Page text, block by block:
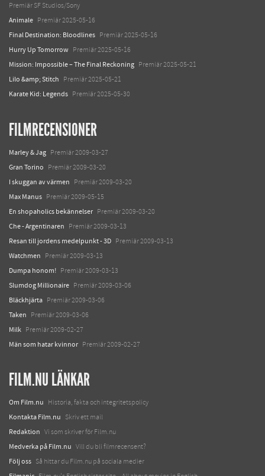
Premiär SF Studios/Sony
Animale Premiär 2025-05-16
Final Destination: Bloodlines Premiär 2025-05-16
Hurry Up Tomorrow Premiär 2025-05-16
Mission: Impossible – The Final Reckoning Premiär 2025-05-21
Lilo &amp; Stitch Premiär 2025-05-21
Karate Kid: Legends Premiär 2025-05-30
FILMRECENSIONER
Marley & Jag Premiär 2009-03-27
Gran Torino Premiär 2009-03-20
I skuggan av värmen Premiär 2009-03-20
Max Manus Premiär 2009-05-15
En shopaholics bekännelser Premiär 2009-03-20
Che - Argentinaren Premiär 2009-03-13
Resan till jordens medelpunkt - 3D Premiär 2009-03-13
Watchmen Premiär 2009-03-13
Dumpa honom! Premiär 2009-03-13
Slumdog Millionaire Premiär 2009-03-06
Bläckhjärta Premiär 2009-03-06
Taken Premiär 2009-03-06
Milk Premiär 2009-02-27
Män som hatar kvinnor Premiär 2009-02-27
FILM.NU LÄNKAR
Om Film.nu Historia, fakta och integritetspolicy
Kontakta Film.nu Skriv ett mail
Redaktion Vi som skriver för Film.nu
Medverka på Film.nu Vill du bli filmrecensent?
Följ oss Så hittar du Film.nu på sociala medier